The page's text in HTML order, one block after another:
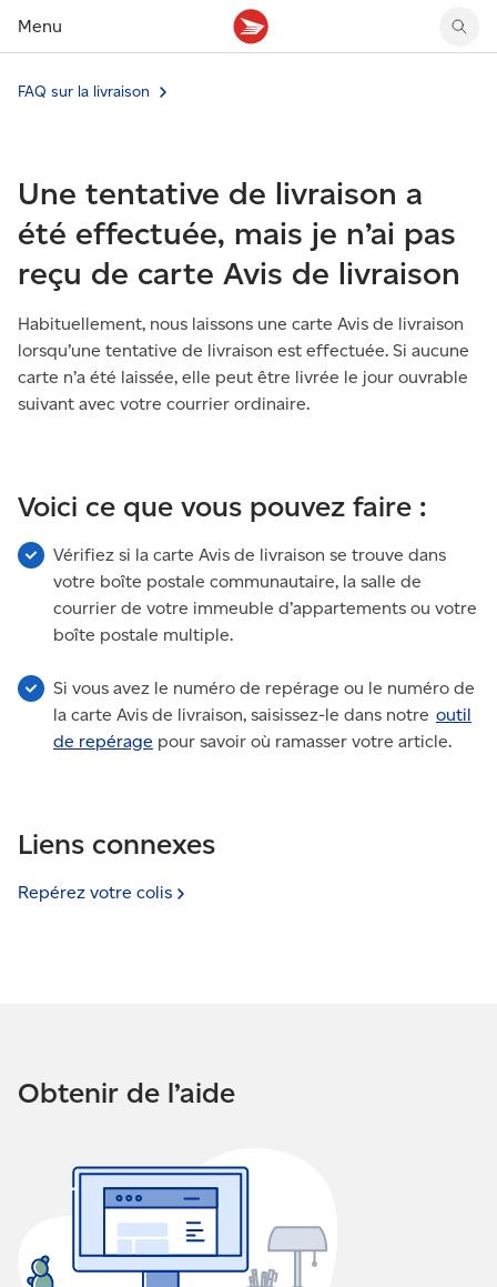
Menu
Faire un envoi au Canada
Acheter timbres et fournitures d’emballage
Retourner un achat
Conseils d’expédition
Gérer courrier et colis
Boîtes postales et casiers
Louer une case postale
Cartes et services prépayés
Proposer un timbre
Magazine En détail
FAQ sur la livraison
Une tentative de livraison a
été effectuée, mais je n’ai pas
reçu de carte Avis de livraison
Habituellement, nous laissons une carte Avis de livraison
lorsqu’une tentative de livraison est effectuée. Si aucune
carte n’a été laissée, elle peut être livrée le jour ouvrable
suivant avec votre courrier ordinaire.
Voici ce que vous pouvez faire :
Vérifiez si la carte Avis de livraison se trouve dans
votre boîte postale communautaire, la salle de
courrier de votre immeuble d’appartements ou votre
boîte postale multiple.
Si vous avez le numéro de repérage ou le numéro de
la carte Avis de livraison, saisissez-le dans notre outil
de repérage pour savoir où ramasser votre article.
Liens connexes
Repérez votre colis
Obtenir de l’aide